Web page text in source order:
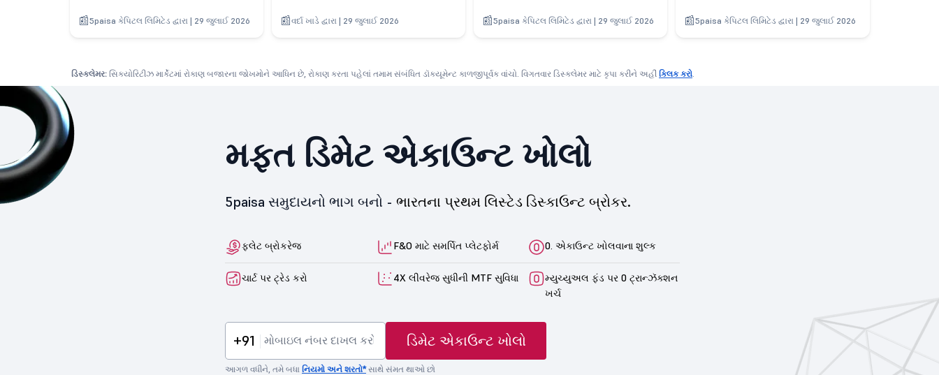
5paisa કેપિટલ લિમિટેડ દ્વારા | 29 જુલાઈ 2026 વર્દા ખાડે દ્વારા | 29 જુલાઈ 2026 5paisa કેપિટલ લિમિટેડ દ્વારા | 29 જુલાઈ 2026 5paisa કેપિટલ લિમિટેડ દ્વારા | 29 જુલાઈ 2026
ડિસ્ક્લેમર: સિક્યોરિટીઝ માર્કેટમાં રોકાણ બજારના જોખમોને આધિન છે, રોકાણ કરતા પહેલાં તમામ સંબંધિત ડૉક્યૂમેન્ટ કાળજીપૂર્વક વાંચો. વિગતવાર ડિસ્ક્લેમર માટે કૃપા કરીને અહીં ક્લિક કરો
મફત ડિમેટ એકાઉન્ટ ખોલો
5paisa સમુદાયનો ભાગ બનો - ભારતના પ્રથમ લિસ્ટેડ ડિસ્કાઉન્ટ બ્રોકર.
ફ્લેટ બ્રોકરેજ F&O માટે સમર્પિત પ્લેટફોર્મ 0. એકાઉન્ટ ખોલવાના શુલ્ક
ચાર્ટ પર ટ્રેડ કરો 4X લીવરેજ સુધીની MTF સુવિધા
મ્યુચ્યુઅલ ફંડ પર 0 ટ્રાન્ઝૅક્શન
ખર્ચ
+91 ડિમેટ એકાઉન્ટ ખોલો
આગળ વધીને, તમે બધા નિયમો અને શરતો*સાથે સંમત થાઓ છો